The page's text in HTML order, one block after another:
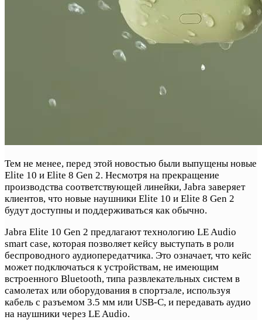
Тем не менее, перед этой новостью были выпущены новые
Elite 10 и Elite 8 Gen 2. Несмотря на прекращение
производства соответствующей линейки, Jabra заверяет
клиентов, что новые наушники Elite 10 и Elite 8 Gen 2
будут доступны и поддерживаться как обычно.
Jabra Elite 10 Gen 2 предлагают технологию LE Audio
smart case, которая позволяет кейсу выступать в роли
беспроводного аудиопередатчика. Это означает, что кейс
может подключаться к устройствам, не имеющим
встроенного Bluetooth, типа развлекательных систем в
самолетах или оборудования в спортзале, используя
кабель с разъемом 3.5 мм или USB-C, и передавать аудио
на наушники через LE Audio.